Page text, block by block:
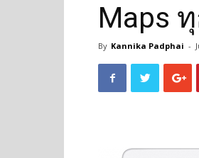
Maps
By Kannika Padphai -